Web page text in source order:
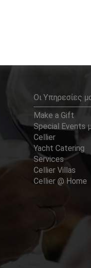
Οι Υπηρεσίες
Make a Gift
Special Events
Cellier
Yacht Catering
Services
Cellier Villas
Cellier @ Home